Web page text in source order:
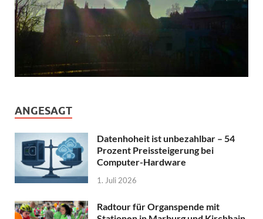
ANGESAGT
Datenhoheit ist unbezahlbar – 54
Prozent Preissteigerung bei
Computer-Hardware
1. Juli 2026
Radtour für Organspende mit